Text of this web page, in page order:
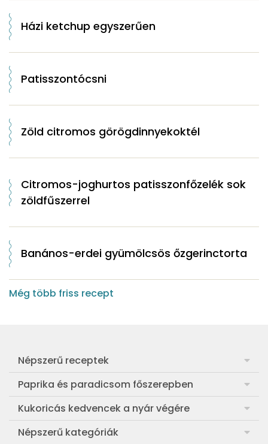
Házi ketchup egyszerűen
Patisszontócsni
Zöld citromos görögdinnyekoktél
Citromos-joghurtos patisszonfőzelék sok
zöldfűszerrel
Banános-erdei gyümölcsös őzgerinctorta
Még több friss recept
Népszerű receptek
Frankfurti leves
Egyszerű muffin
Aranygaluska
Paprika és paradicsom főszerepben
Pan con Tomate
Paradicsom és paprika eltevése télre
Kukoricás kedvencek a nyár végére
Legfinomabb főtt kukorica
Népszerű kategóriák